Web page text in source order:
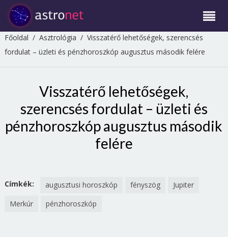
Főoldal / Asztrológia / Visszatérő lehetőségek, szerencsés
fordulat – üzleti és pénzhoroszkóp augusztus második felére
Visszatérő lehetőségek,
szerencsés fordulat – üzleti és
pénzhoroszkóp augusztus második
felére
Címkék: augusztusi horoszkóp fényszög
Jupiter
Merkúr
pénzhoroszkóp